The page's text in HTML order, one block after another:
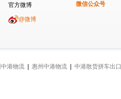
官方微博
@微博
微信公众号
港物流 惠州中港物流 中港散货拼车出口